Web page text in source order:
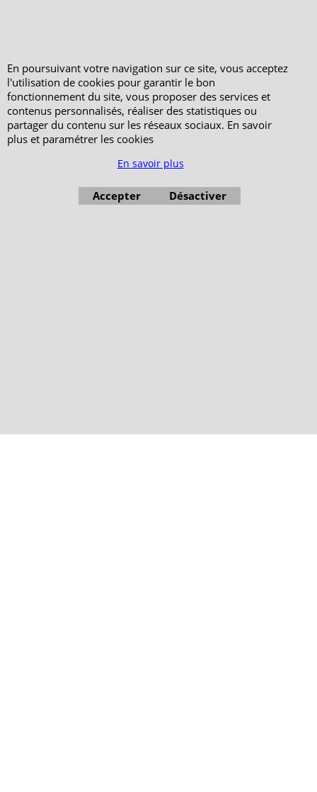
En poursuivant votre navigation sur ce site, vous acceptez
l'utilisation de cookies pour garantir le bon
fonctionnement du site, vous proposer des services et
contenus personnalisés, réaliser des statistiques ou
partager du contenu sur les réseaux sociaux. En savoir
plus et paramétrer les cookies
En savoir plus
Accepter Désactiver